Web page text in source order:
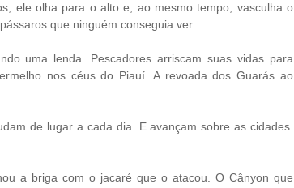
ele olha para o alto e, ao mesmo tempo, vasculha o
que ninguém conseguia ver.
uma lenda. Pescadores arriscam suas vidas para
nos céus do Piauí. A revoada dos Guarás ao
de lugar a cada dia. E avançam sobre as cidades.
a briga com o jacaré que o atacou. O Cânyon que